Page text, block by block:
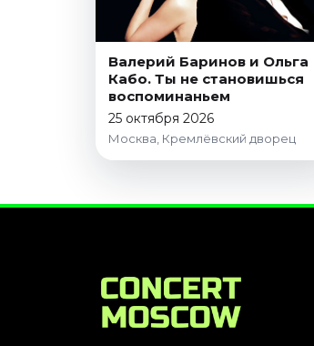
Октябрь 2026
Ноябрь 2026
Декабрь 2026
Сентябрь 2026
Валерий Баринов и Ольга
Кабо. Ты не становишься
воспоминаньем
25 октября 2026
Москва, Кремлёвский дворец